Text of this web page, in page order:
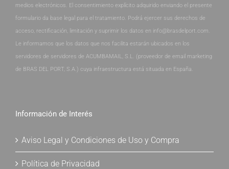
medios electrónicos. El consentimiento explícito adquirido enviando el presente
formulario da base legal para el tratamiento. Podrá ejercer sus derechos de
acceso, rectificación, limitación y suprimir los datos en info@brasdelport.com.
Le informamos que los datos que nos facilita estarán ubicados en los
servidores de servidores de ACUMBAMAIL, S.L. (proveedor de email marketing
de BRAS DEL PORT, S.A.) cuya infraestructura está situada en España.
Información de Interés
Aviso Legal y Condiciones de Uso y Compra
Política de Privacidad